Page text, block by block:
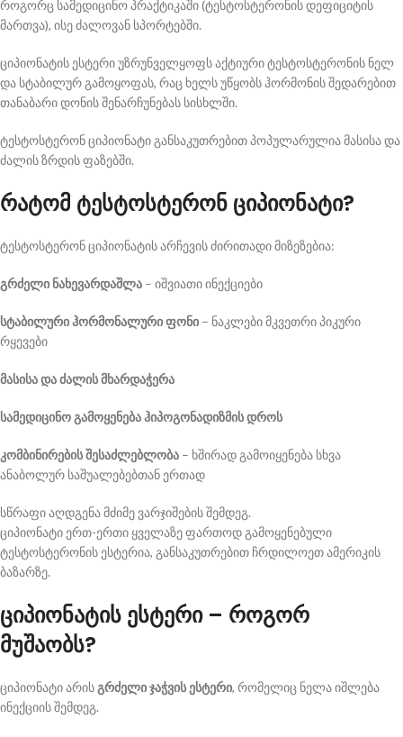
როგორც სამედიცინო პრაქტიკაში (ტესტოსტერონის დეფიციტის
მართვა), ისე ძალოვან სპორტებში.
ციპიონატის ესტერი უზრუნველყოფს აქტიური ტესტოსტერონის ნელ
და სტაბილურ გამოყოფას, რაც ხელს უწყობს ჰორმონის შედარებით
თანაბარი დონის შენარჩუნებას სისხლში.
ტესტოსტერონ ციპიონატი განსაკუთრებით პოპულარულია მასისა და
ძალის ზრდის ფაზებში.
რატომ ტესტოსტერონ ციპიონატი?
ტესტოსტერონ ციპიონატის არჩევის ძირითადი მიზეზებია:
გრძელი ნახევარდაშლა – იშვიათი ინექციები
სტაბილური ჰორმონალური ფონი – ნაკლები მკვეთრი პიკური
რყევები
მასისა და ძალის მხარდაჭერა
სამედიცინო გამოყენება ჰიპოგონადიზმის დროს
კომბინირების შესაძლებლობა – ხშირად გამოიყენება სხვა
ანაბოლურ საშუალებებთან ერთად
სწრაფი აღდგენა მძიმე ვარჯიშების შემდეგ.
ციპიონატი ერთ-ერთი ყველაზე ფართოდ გამოყენებული
ტესტოსტერონის ესტერია, განსაკუთრებით ჩრდილოეთ ამერიკის
ბაზარზე.
ციპიონატის ესტერი – როგორ
მუშაობს?
ციპიონატი არისგრძელი ჯაჭვის ესტერი, რომელიც ნელა იშლება
ინექციის შემდეგ.